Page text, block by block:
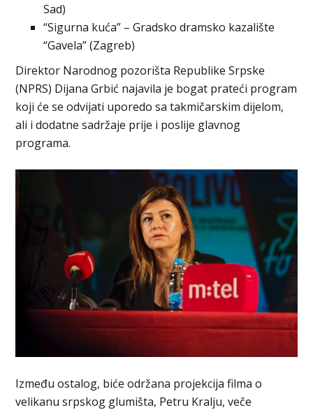
Sad)
“Sigurna kuća” – Gradsko dramsko kazalište
“Gavela” (Zagreb)
Direktor Narodnog pozorišta Republike Srpske
(NPRS) Dijana Grbić najavila je bogat prateći program
koji će se odvijati uporedo sa takmičarskim dijelom,
ali i dodatne sadržaje prije i poslije glavnog
programa.
Između ostalog, biće održana projekcija filma o
velikanu srpskog glumišta, Petru Kralju, veče